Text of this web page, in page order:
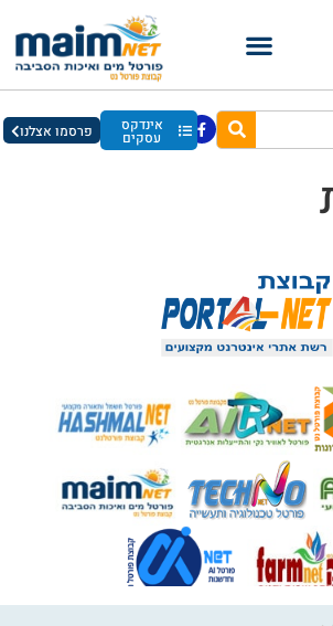
אינדקס
עסקים פרסמו אצלנו